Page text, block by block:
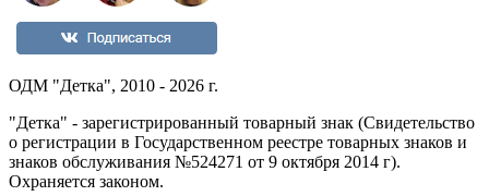
ОДМ "Детка", 2010 - 2026 г.
"Детка" - зарегистрированный товарный знак (Свидетельство
о регистрации в Государственном реестре товарных знаков и
знаков обслуживания №524271 от 9 октября 2014 г).
Охраняется законом.